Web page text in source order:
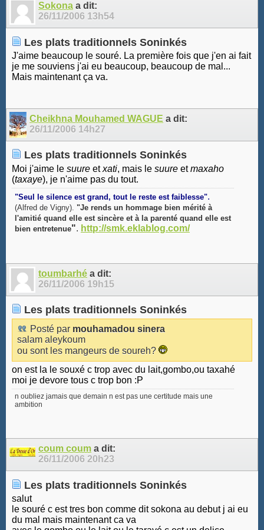
Sokona a dit:
26/11/2006 13h54
Les plats traditionnels Soninkés
J'aime beaucoup le souré. La première fois que j'en ai fait
je me souviens j'ai eu beaucoup, beaucoup de mal...
Mais maintenant ça va.
Cheikhna Mouhamed WAGUE a dit:
26/11/2006 14h27
Les plats traditionnels Soninkés
Moi j'aime le suure etxati, mais le suure etmaxaho
(taxaye), je n'aime pas du tout.
"Seul le silence est grand, tout le reste est faiblesse".
(Alfred de Vigny). "Je rends un hommage bien mérité à
l'amitié quand elle est sincère et à la parenté quand elle est
bien entretenue". http://smk.eklablog.com/
toumbarhé a dit:
26/11/2006 19h15
Les plats traditionnels Soninkés
Posté par mouhamadou sinera
salam aleykoum
ou sont les mangeurs de soureh?
on est la le souxé c trop avec du lait,gombo,ou taxahé
moi je devore tous c trop bon :P
n oubliez jamais que demain n est pas une certitude mais une
ambition
coum coum a dit:
26/11/2006 20h23
Les plats traditionnels Soninkés
salut
le souré c est tres bon comme dit sokona au debut j ai eu
du mal mais maintenant ca va